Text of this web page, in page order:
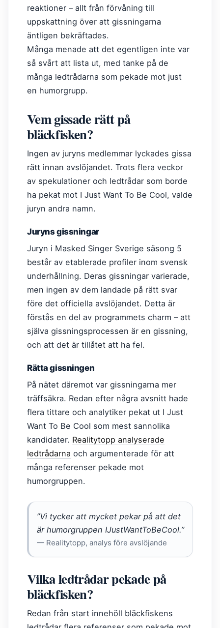
reaktioner – allt från förvåning till
uppskattning över att gissningarna
äntligen bekräftades.
Många menade att det egentligen inte var
så svårt att lista ut, med tanke på de
många ledtrådarna som pekade mot just
en humorgrupp.
Vem gissade rätt på
bläckfisken?
Ingen av juryns medlemmar lyckades gissa
rätt innan avslöjandet. Trots flera veckor
av spekulationer och ledtrådar som borde
ha pekat mot I Just Want To Be Cool, valde
juryn andra namn.
Juryns gissningar
Juryn i Masked Singer Sverige säsong 5
består av etablerade profiler inom svensk
underhållning. Deras gissningar varierade,
men ingen av dem landade på rätt svar
före det officiella avslöjandet. Detta är
förstås en del av programmets charm – att
själva gissningsprocessen är en gissning,
och att det är tillåtet att ha fel.
Rätta gissningen
På nätet däremot var gissningarna mer
träffsäkra. Redan efter några avsnitt hade
flera tittare och analytiker pekat ut I Just
Want To Be Cool som mest sannolika
kandidater. Realitytopp analyserade
ledtrådarna och argumenterade för att
många referenser pekade mot
humorgruppen.
”Vi tycker att mycket pekar på att det
är humorgruppen IJustWantToBeCool.”
— Realitytopp, analys före avslöjande
Vilka ledtrådar pekade på
bläckfisken?
Redan från start innehöll bläckfiskens